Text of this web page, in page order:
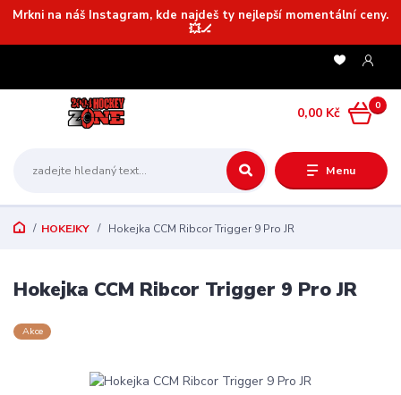
Mrkni na náš Instagram, kde najdeš ty nejlepší momentální ceny.
💥🏒
Menu
0
0,00 Kč
HOKEJKY Hokejka CCM Ribcor Trigger 9 Pro JR
Hokejka CCM Ribcor Trigger 9 Pro JR
Akce